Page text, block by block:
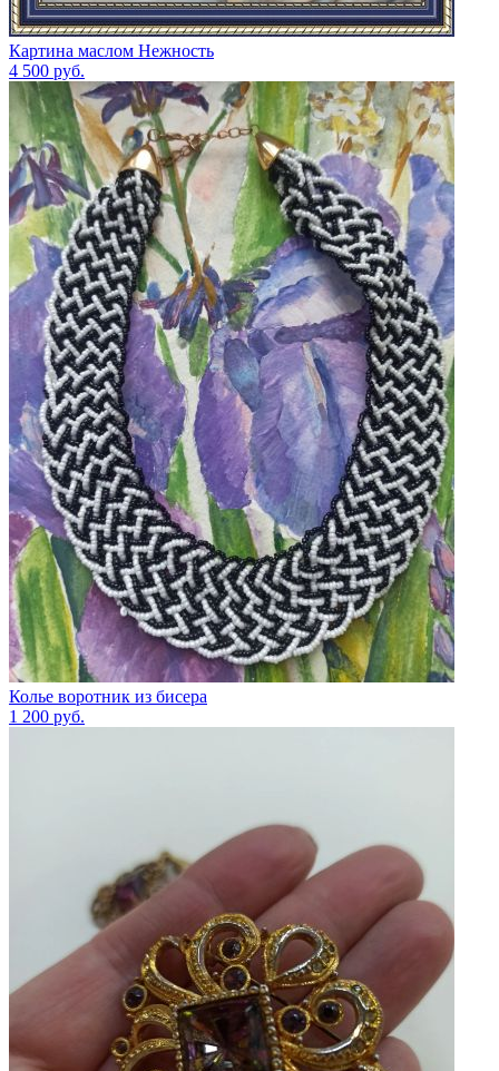
Картина маслом Нежность
4 500 руб.
Колье воротник из бисера
1 200 руб.